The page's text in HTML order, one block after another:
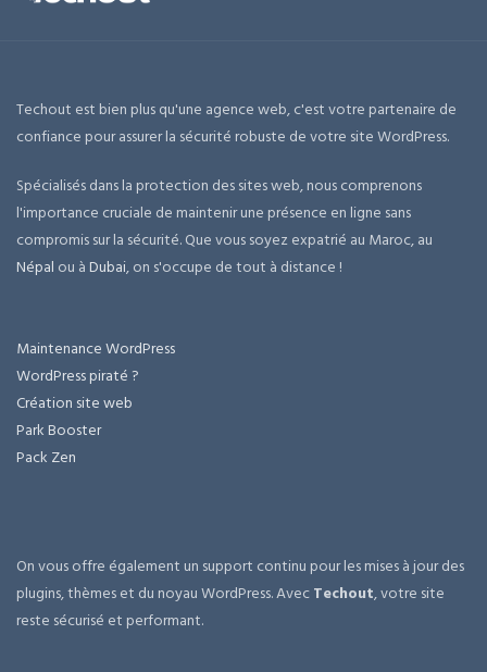
Techout est bien plus qu'une agence web, c'est votre partenaire de
confiance pour assurer la sécurité robuste de votre site WordPress.
Spécialisés dans la protection des sites web, nous comprenons
l'importance cruciale de maintenir une présence en ligne sans
compromis sur la sécurité. Que vous soyez expatrié au Maroc, au
Népal ou àDubai, on s'occupe de tout à distance !
Maintenance WordPress
WordPress piraté ?
Création site web
Park Booster
Pack Zen
On vous offre également un support continu pour les mises à jour des
plugins, thèmes et du noyau WordPress. AvecTechout, votre site
reste sécurisé et performant.